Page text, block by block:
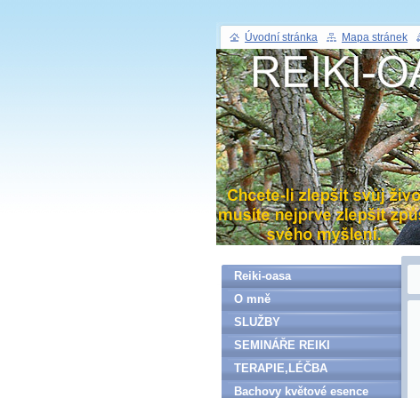
Reiki-oasa
O mně
SLUŽBY
SEMINÁŘE REIKI
TERAPIE,LÉČBA
Bachovy květové esence
Úvodní stránka Mapa stránek